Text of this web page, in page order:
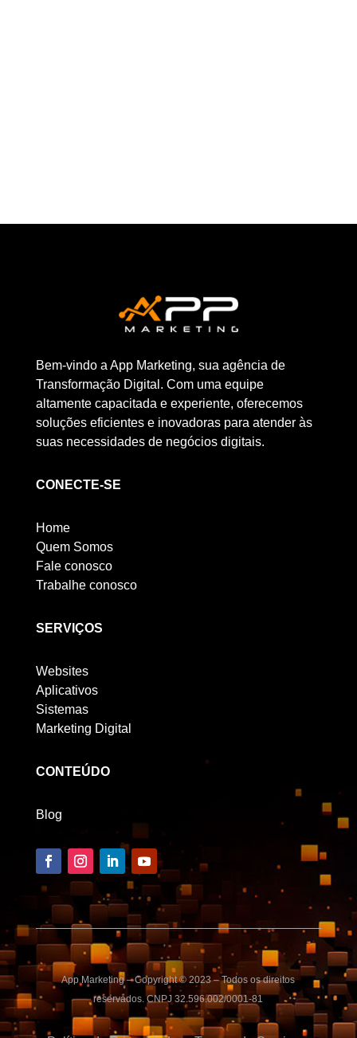
Bem-vindo a App Marketing, sua agência de
Transformação Digital. Com uma equipe
altamente capacitada e experiente, oferecemos
soluções eficientes e inovadoras para atender às
suas necessidades de negócios digitais.
CONECTE-SE
Home
Quem Somos
Fale conosco
Trabalhe conosco
SERVIÇOS
Websites
Aplicativos
Sistemas
Marketing Digital
CONTEÚDO
Blog
App Marketing – Copyright © 2023 – Todos os direitos
reservados. CNPJ 32.596.002/0001-81